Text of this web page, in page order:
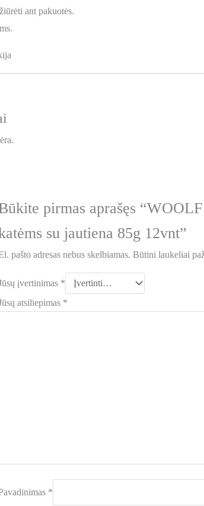
ant pakuotės.
pirmas aprašęs
su jautiena 85g 12vnt”
pašto adresas nebus skelbiamas. Būtini laukeliai
įvertinimas *
atsiliepimas *
*